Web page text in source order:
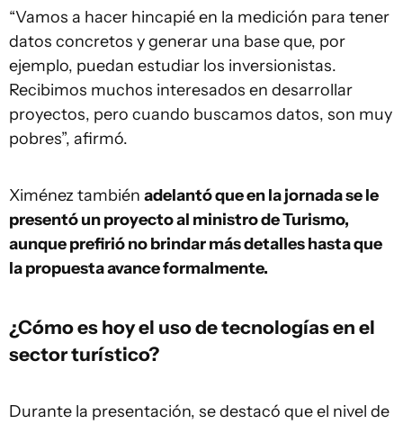
“Vamos a hacer hincapié en la medición para tener
datos concretos y generar una base que, por
ejemplo, puedan estudiar los inversionistas.
Recibimos muchos interesados en desarrollar
proyectos, pero cuando buscamos datos, son muy
pobres”, afirmó.
Ximénez también adelantó que en la jornada se le
presentó un proyecto al ministro de Turismo,
aunque prefirió no brindar más detalles hasta que
la propuesta avance formalmente.
¿Cómo es hoy el uso de tecnologías en el
sector turístico?
Durante la presentación, se destacó que el nivel de